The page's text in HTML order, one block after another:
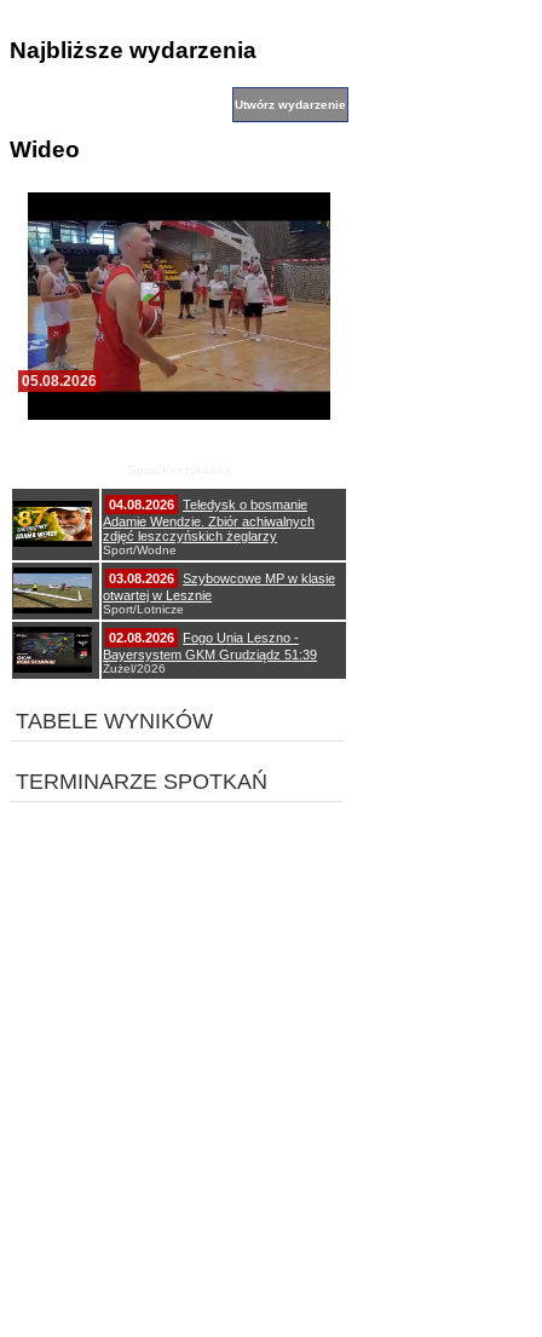
Najbliższe wydarzenia
Wideo
05.08.2026
04.08.2026 Teledysk o bosmanie
Adamie Wendzie. Zbiór achiwalnych
zdjęć leszczyńskich żeglarzy
Sport/Wodne
03.08.2026 Szybowcowe MP w klasie
otwartej w Lesznie
Sport/Lotnicze
02.08.2026
Fogo Unia Leszno -
Bayersystem GKM Grudziądz 51:39
Żużel/2026
TABELE WYNIKÓW
TERMINARZE SPOTKAŃ